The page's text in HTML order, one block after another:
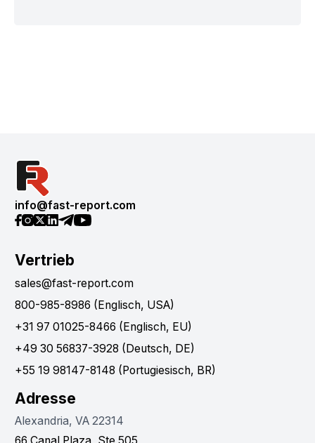
info@fast-report.com
Vertrieb
sales@fast-report.com
800-985-8986 (Englisch, USA)
+31 97 01025-8466 (Englisch, EU)
+49 30 56837-3928 (Deutsch, DE)
+55 19 98147-8148 (Portugiesisch, BR)
Adresse
Alexandria, VA 22314